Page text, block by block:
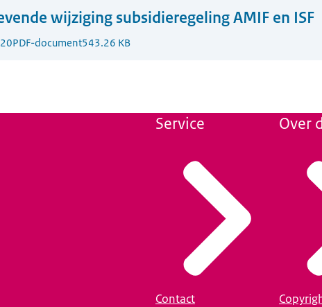
wijziging subsidieregeling AMIF en ISF
PDF-document543.26 KB
Service
Contact
Over